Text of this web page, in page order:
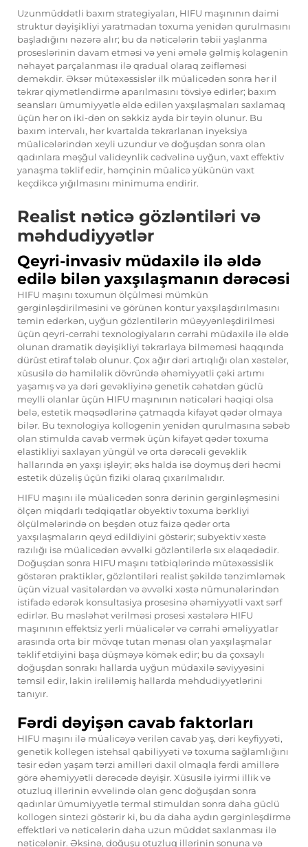
Uzunmüddətli baxım strategiyaları, HIFU maşınının daimi
struktur dəyişikliyi yaratmadan toxuma yenidən qurulmasını
başladığını nəzərə alır; bu da nəticələrin təbii yaşlanma
proseslərinin davam etməsi və yeni əmələ gəlmiş kolagenin
nəhayət parçalanması ilə qradual olaraq zəifləməsi
deməkdir. Əksər mütəxəssislər ilk müalicədən sonra hər il
təkrar qiymətləndirmə aparılmasını tövsiyə edirlər; baxım
seansları ümumiyyətlə əldə edilən yaxşılaşmaları saxlamaq
üçün hər on iki-dən on səkkiz ayda bir təyin olunur. Bu
baxım intervalı, hər kvartalda təkrarlanan inyeksiya
müalicələrindən xeyli uzundur və doğuşdan sonra olan
qadınlara məşğul valideynlik cədvəlinə uyğun, vaxt effektiv
yanaşma təklif edir, həmçinin müalicə yükünün vaxt
keçdikcə yığılmasını minimuma endirir.
Realist nəticə gözləntiləri və
məhdudiyyətlər
Qeyri-invasiv müdaxilə ilə əldə
edilə bilən yaxşılaşmanın dərəcəsi
HIFU maşını toxumun ölçülməsi mümkün
gərginləşdirilməsini və görünən kontur yaxşılaşdırılmasını
təmin edərkən, uyğun gözləntilərin müəyyənləşdirilməsi
üçün qeyri-cərrahi texnologiyaların cərrahi müdaxilə ilə əldə
olunan dramatik dəyişikliyi təkrarlaya bilməməsi haqqında
dürüst etiraf tələb olunur. Çox ağır dəri artıqlığı olan xəstələr,
xüsusilə də hamiləlik dövründə əhəmiyyətli çəki artımı
yaşamış və ya dəri gevəkliyinə genetik cəhətdən güclü
meylli olanlar üçün HIFU maşınının nəticələri həqiqi olsa
belə, estetik məqsədlərinə çatmaqda kifayət qədər olmaya
bilər. Bu texnologiya kollogenin yenidən qurulmasına səbəb
olan stimulda cavab vermək üçün kifayət qədər toxuma
elastikliyi saxlayan yüngül və orta dərəcəli gevəklik
hallarında ən yaxşı işləyir; əks halda isə doymuş dəri həcmi
estetik düzəliş üçün fiziki olaraq çıxarılmalıdır.
HIFU maşını ilə müalicədən sonra dərinin gərginləşməsini
ölçən miqdarlı tədqiqatlar obyektiv toxuma bərkliyi
ölçülmələrində on beşdən otuz faizə qədər orta
yaxşılaşmaların qeyd edildiyini göstərir; subyektiv xəstə
razılığı isə müalicədən əvvəlki gözləntilərlə sıx əlaqədədir.
Doğuşdan sonra HIFU maşını tətbiqlərində mütəxəssislik
göstərən praktiklər, gözləntiləri realist şəkildə tənzimləmək
üçün vizual vasitələrdən və əvvəlki xəstə nümunələrindən
istifadə edərək konsultasiya prosesinə əhəmiyyətli vaxt sərf
edirlər. Bu məsləhət verilməsi prosesi xəstələrə HIFU
maşınının effektsiz yerli müalicələr və cərrahi əməliyyatlar
arasında orta bir mövqe tutan mənası olan yaxşılaşmalar
təklif etdiyini başa düşməyə kömək edir; bu da çoxsaylı
doğuşdan sonrakı hallarda uyğun müdaxilə səviyyəsini
təmsil edir, lakin irəliləmiş hallarda məhdudiyyətlərini
tanıyır.
Fərdi dəyişən cavab faktorları
HIFU maşını ilə müalicəyə verilən cavab yaş, dəri keyfiyyəti,
genetik kollegen istehsal qabiliyyəti və toxuma sağlamlığını
təsir edən yaşam tərzi amilləri daxil olmaqla fərdi amillərə
görə əhəmiyyətli dərəcədə dəyişir. Xüsusilə iyirmi illik və
otuzluq illərinin əvvəlində olan gənc doğuşdan sonra
qadınlar ümumiyyətlə termal stimuldan sonra daha güclü
kollogen sintezi göstərir ki, bu da daha aydın gərginləşdirmə
effektləri və nəticələrin daha uzun müddət saxlanması ilə
nəticələnir. Əksinə, doğuşu otuzluq illərinin sonuna və